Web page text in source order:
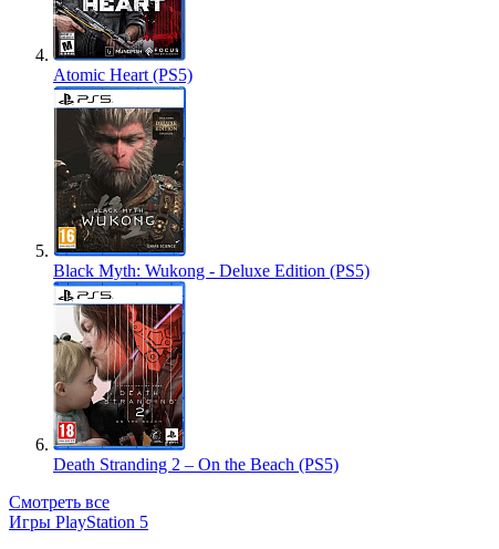
Atomic Heart (PS5)
Black Myth: Wukong - Deluxe Edition (PS5)
Death Stranding 2 – On the Beach (PS5)
Смотреть все
Игры PlayStation 5